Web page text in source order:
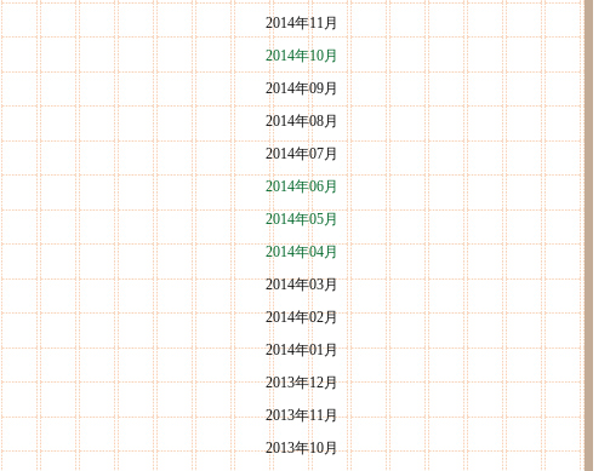
2014年11月
2014年10月
2014年09月
2014年08月
2014年07月
2014年06月
2014年05月
2014年04月
2014年03月
2014年02月
2014年01月
2013年12月
2013年11月
2013年10月